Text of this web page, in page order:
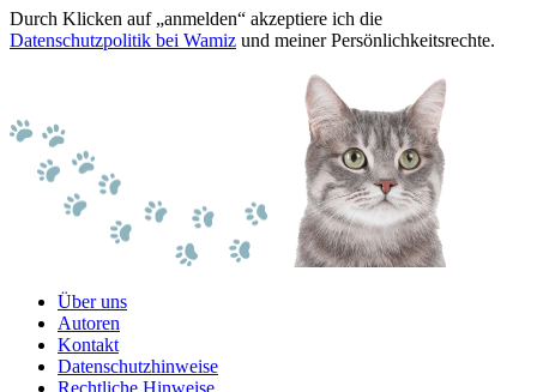
Durch Klicken auf „anmelden“ akzeptiere ich die
Datenschutzpolitik bei Wamiz und meiner Persönlichkeitsrechte.
Über uns
Autoren
Kontakt
Datenschutzhinweise
Rechtliche Hinweise